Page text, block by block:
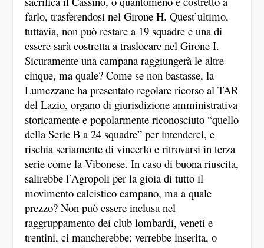
farlo, trasferendosi nel Girone H. Quest’ultimo,
tuttavia, non può restare a 19 squadre e una di
essere sarà costretta a traslocare nel Girone I.
Sicuramente una campana raggiungerà le altre
cinque, ma quale? Come se non bastasse, la
Lumezzane ha presentato regolare ricorso al TAR
del Lazio, organo di giurisdizione amministrativa
storicamente e popolarmente riconosciuto “quello
della Serie B a 24 squadre” per intenderci, e
rischia seriamente di vincerlo e ritrovarsi in terza
serie come la Vibonese. In caso di buona riuscita,
salirebbe l’Agropoli per la gioia di tutto il
movimento calcistico campano, ma a quale
prezzo? Non può essere inclusa nel
raggruppamento dei club lombardi, veneti e
trentini, ci mancherebbe; verrebbe inserita, o